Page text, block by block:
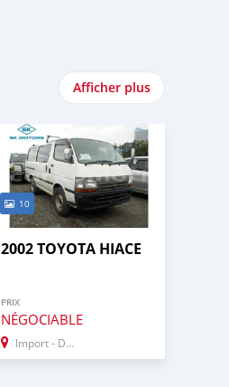
Afficher plus
10
2002 TOYOTA HIACE
PRIX
NÉGOCIABLE
Import - Dubai